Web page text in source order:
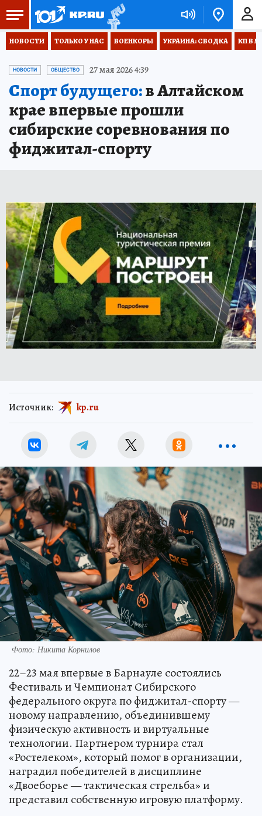
НОВОСТИ ТОЛЬКО У НАС ВОЕНКОРЫ УКРАИНА: СВОДКА КП В
НОВОСТИ ОБЩЕСТВО 27 мая 2026 4:39
Спорт будущего:в Алтайском
крае впервые прошли
сибирские соревнования по
фиджитал-спорту
Источник: kp.ru
Фото: Никита Корнилов
22–23 мая впервые в Барнауле состоялись
Фестиваль и Чемпионат Сибирского
федерального округа по фиджитал-спорту —
новому направлению, объединившему
физическую активность и виртуальные
технологии. Партнером турнира стал
«Ростелеком», который помог в организации,
наградил победителей в дисциплине
«Двоеборье — тактическая стрельба» и
представил собственную игровую платформу.